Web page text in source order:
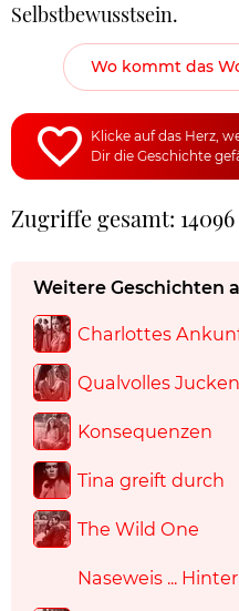
Selbstbewusstsein.
Wo kommt das
Klicke auf das Herz,
Dir die Geschichte
Zugriffe gesamt: 14096
Weitere Geschichten
Charlottes
Qualvolles Jucken
Konsequenzen
Tina greift durch
The Wild One
Naseweis ...